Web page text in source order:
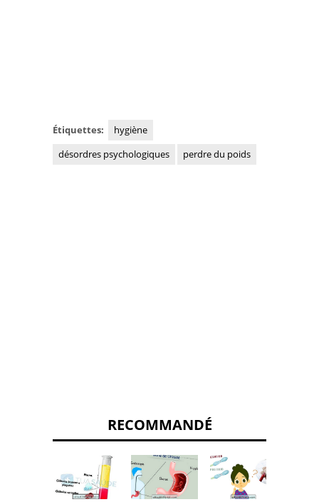
Étiquettes:
hygiène
désordres psychologiques
perdre du poids
RECOMMANDÉ